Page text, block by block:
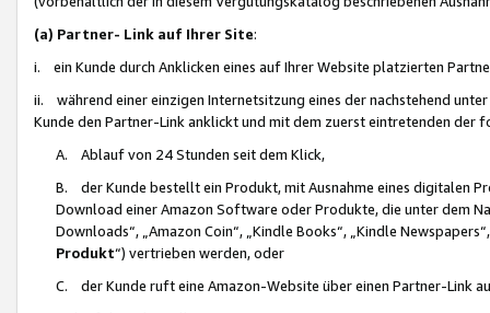
(a) Partner- Link auf Ihrer Site:
i. ein Kunde durch Anklicken eines auf Ihrer Website platzierten
ii. während einer einzigen Internetsitzung eines der nachstehend
Kunde den Partner-Link anklickt und mit dem zuerst eintretenden der
A. Ablauf von 24 Stunden seit dem Klick,
B. der Kunde bestellt ein Produkt, mit Ausnahme eines digitalen
Download einer Amazon Software oder Produkte, die unter dem
Downloads“, „Amazon Coin“, „Kindle Books“, „Kindle
Produkt“) vertrieben werden, oder
C. der Kunde ruft eine Amazon-Website über einen Partner-Link